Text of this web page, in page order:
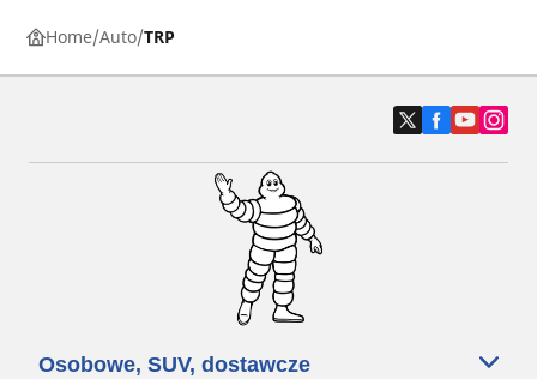
Home Auto TRP
Osobowe, SUV, dostawcze